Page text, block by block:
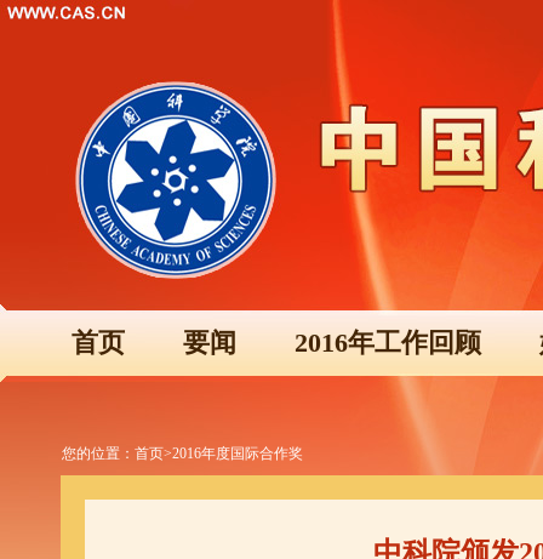
首页 要闻 2016年工作回顾
您的位置： 首页>2016年度国际合作奖